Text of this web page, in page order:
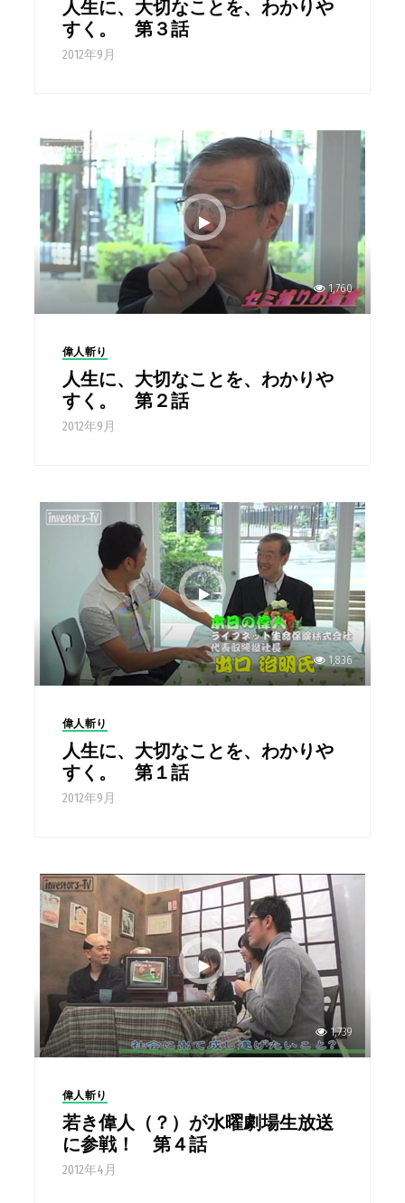
人生に、大切なことを、わかりや
すく。 第３話
2012年9月
1,760
偉人斬り
人生に、大切なことを、わかりや
すく。 第２話
2012年9月
1,836
偉人斬り
人生に、大切なことを、わかりや
すく。 第１話
2012年9月
1,739
偉人斬り
若き偉人（？）が水曜劇場生放送
に参戦！ 第４話
2012年4月